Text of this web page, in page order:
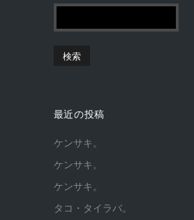
最近の投稿
ケンサキ。
ケンサキ。
ケンサキ。
タコ・タイラバ。